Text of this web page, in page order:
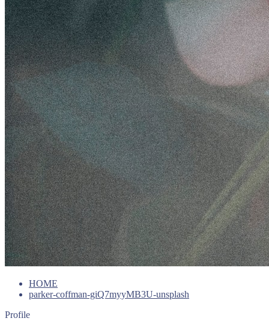
HOME
parker-coffman-giQ7myyMB3U-unsplash
Profile